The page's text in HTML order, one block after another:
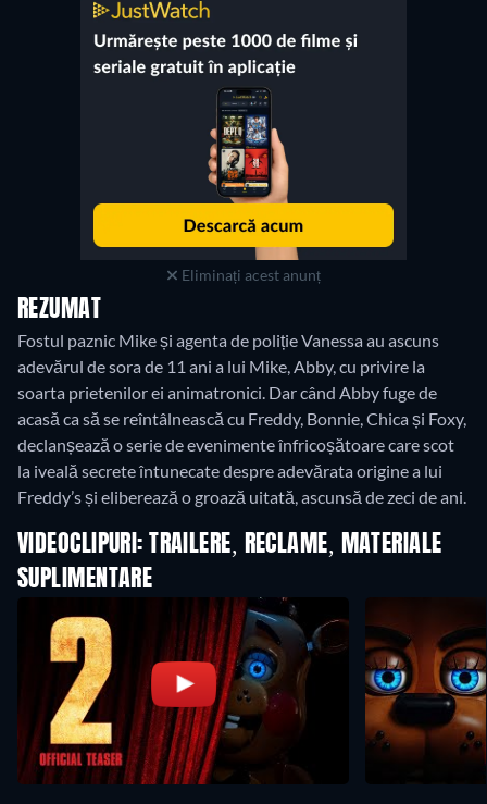
Eliminați acest anunț
REZUMAT
Fostul paznic Mike și agenta de poliție Vanessa au ascuns
adevărul de sora de 11 ani a lui Mike, Abby, cu privire la
soarta prietenilor ei animatronici. Dar când Abby fuge de
acasă ca să se reîntâlnească cu Freddy, Bonnie, Chica și Foxy,
declanșează o serie de evenimente înfricoșătoare care scot
la iveală secrete întunecate despre adevărata origine a lui
Freddy’s și eliberează o groază uitată, ascunsă de zeci de ani.
VIDEOCLIPURI: TRAILERE, RECLAME, MATERIALE
SUPLIMENTARE